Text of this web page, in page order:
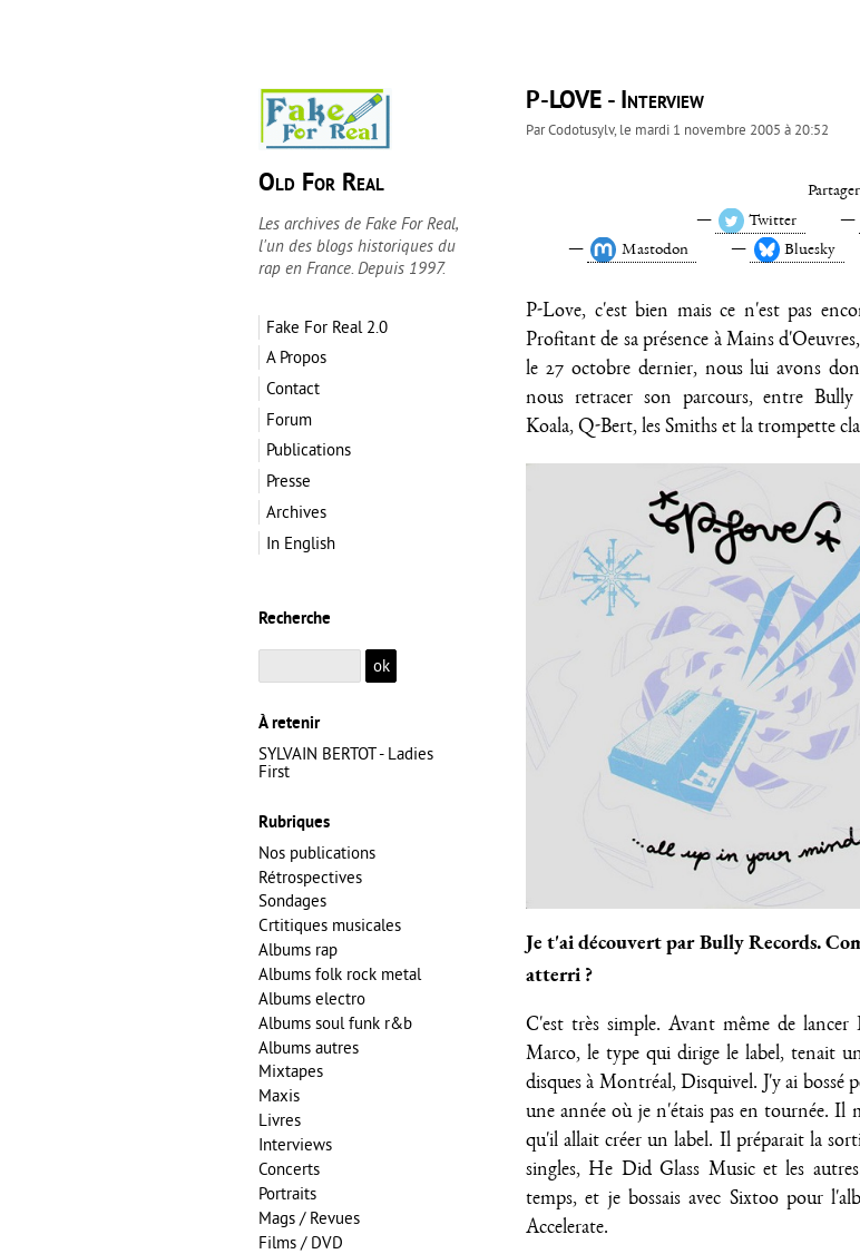
Old For Real
Les archives de Fake For Real,
l'un des blogs historiques du
rap en France. Depuis 1997.
Fake For Real 2.0
A Propos
Contact
Forum
Publications
Presse
Archives
In English
P-LOVE - Interview
ParCodotusylv, le mardi 1 novembre 2005 à 20:52
Twitter
Mastodon
Bluesky
P-Love, c'est bien mais ce n'est pas
Profitant de sa présence à Mains
le 27 octobre dernier, nous lui avons
nous retracer son parcours, entre
Koala, Q-Bert, les Smiths et la trompette
Je t'ai découvert par Bully Records.
atterri ?
C'est très simple. Avant même de lancer
Marco, le type qui dirige le label, tenait
disques à Montréal, Disquivel. J'y ai bossé
une année où je n'étais pas en tournée. Il
qu'il allait créer un label. Il préparait la
singles, He Did Glass Music et les
temps, et je bossais avec Sixtoo pour
Accelerate.
Recherche
À retenir
SYLVAIN BERTOT - Ladies
First
Rubriques
Nos publications
Rétrospectives
Sondages
Crtitiques musicales
Albums rap
Albums folk rock metal
Albums electro
Albums soul funk r&b
Albums autres
Mixtapes
Maxis
Livres
Interviews
Concerts
Portraits
Mags / Revues
Films / DVD